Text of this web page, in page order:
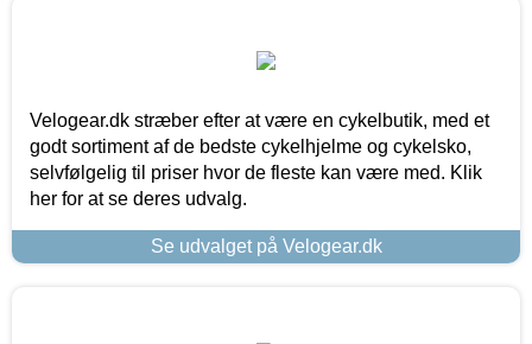
Velogear.dk stræber efter at være en cykelbutik, med et
godt sortiment af de bedste cykelhjelme og cykelsko,
selvfølgelig til priser hvor de fleste kan være med. Klik
her for at se deres udvalg.
Se udvalget på Velogear.dk